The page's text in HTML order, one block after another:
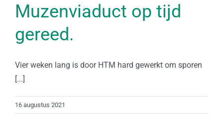
Muzenviaduct op tijd
gereed.
Vier weken lang is door HTM hard gewerkt om sporen
[...]
16 augustus 2021